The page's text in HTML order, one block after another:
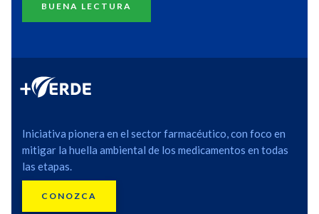
BUENA LECTURA
Iniciativa pionera en el sector farmacéutico, con foco en
mitigar la huella ambiental de los medicamentos en todas
las etapas.
CONOZCA